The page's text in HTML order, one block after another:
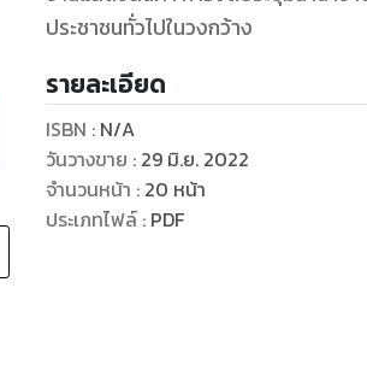
ประชาชนทั่วไปในวงกว้าง
รายละเอียด
ISBN : N/A
วันวางขาย : 29 มิ.ย. 2022
จำนวนหน้า : 20 หน้า
ประเภทไฟล์: PDF